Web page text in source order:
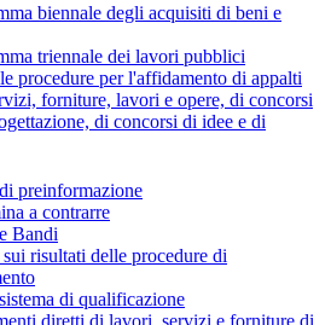
biennale degli acquisiti di beni e
triennale dei lavori pubblici
procedure per l'affidamento di appalti
forniture, lavori e opere, di concorsi
di concorsi di idee e di
preinformazione
a contrarre
Bandi
risultati delle procedure di
di qualificazione
diretti di lavori, servizi e forniture di